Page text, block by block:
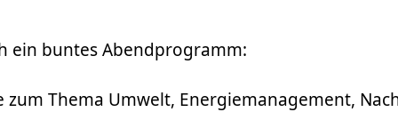
ein buntes Abendprogramm:
zum Thema Umwelt, Energiemanagement,